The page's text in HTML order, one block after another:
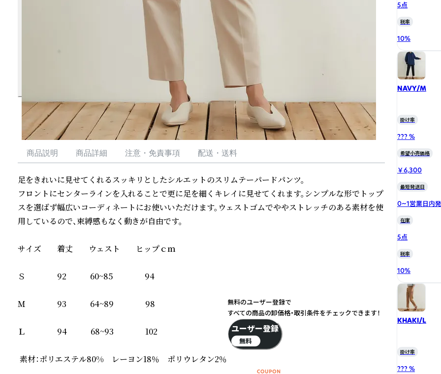
商品説明 商品詳細 注意・免責事項 配送・送料
足をきれいに見せてくれるスッキリとしたシルエットのスリムテーパードパンツ。
フロントにセンターラインを入れることで更に足を細くキレイに見せてくれます。シンプルな形でトップ
スを選ばず幅広いコーディネートにお使いいただけます。ウェストゴムでややストレッチのある素材を使
用しているので、束縛感もなく動きが自由です。
サイズ　　着丈　　ウェスト　　ヒップｃｍ
Ｓ　　　　92　　　60~85　　　　94
Ｍ　　　　93　　　64~89　　　　98
Ｌ　　　　94　　　68~93　　　　102
素材：ポリエステル80%　レーヨン18％　ポリウレタン2％
5点
税率
10%
NAVY/M
掛け率
??? %
希望小売価格
￥6,300
最短発送日
0~1営業日内
在庫
5点
税率
10%
KHAKI/L
掛け率
??? %
無料のユーザー登録で
すべての商品の卸価格・取引条件をチェックできます！
ユーザー登録
無料